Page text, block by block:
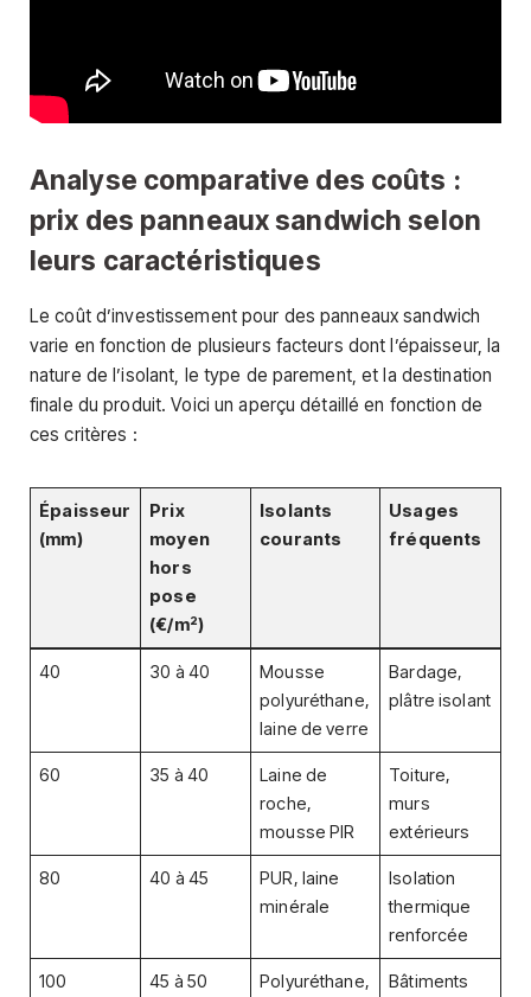
Analyse comparative des coûts :
prix des panneaux sandwich selon
leurs caractéristiques
Le coût d’investissement pour des panneaux sandwich
varie en fonction de plusieurs facteurs dont l’épaisseur, la
nature de l’isolant, le type de parement, et la destination
finale du produit. Voici un aperçu détaillé en fonction de
ces critères :
Épaisseur
(mm)
Prix
moyen
hors
pose
(€/m²)
Isolants
courants
Usages
fréquents
40 30 à 40
Mousse
polyuréthane,
laine de verre
Bardage,
plâtre isolant
60 35 à 40
Laine de
roche,
mousse PIR
Toiture,
murs
extérieurs
80 40 à 45
PUR, laine
minérale
Isolation
thermique
renforcée
100 45 à 50
Polyuréthane,
Bâtiments